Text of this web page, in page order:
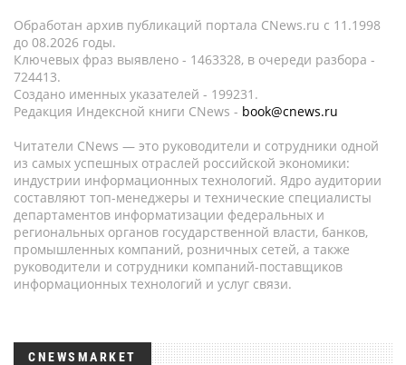
Обработан архив публикаций портала CNews.ru c 11.1998
до 08.2026 годы.
Ключевых фраз выявлено - 1463328, в очереди разбора -
724413.
Создано именных указателей - 199231.
Редакция Индексной книги CNews - book@cnews.ru
Читатели CNews — это руководители и сотрудники одной
из самых успешных отраслей российской экономики:
индустрии информационных технологий. Ядро аудитории
составляют топ-менеджеры и технические специалисты
департаментов информатизации федеральных и
региональных органов государственной власти, банков,
промышленных компаний, розничных сетей, а также
руководители и сотрудники компаний-поставщиков
информационных технологий и услуг связи.
CNEWSMARKET